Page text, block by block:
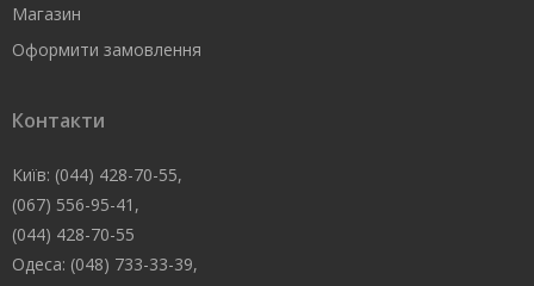
Магазин
Оформити замовлення
Контакти
Київ: (044) 428-70-55,
(067) 556-95-41,
(044) 428-70-55
Одеса: (048) 733-33-39,